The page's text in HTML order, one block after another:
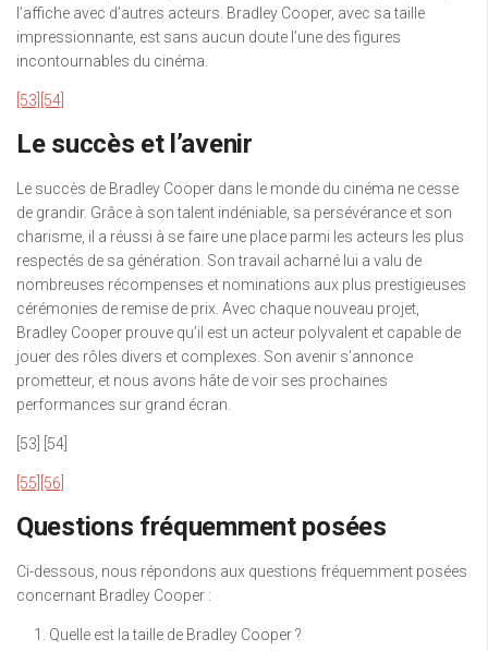
l’affiche avec d’autres acteurs. Bradley Cooper, avec sa taille
impressionnante, est sans aucun doute l’une des figures
incontournables du cinéma.
[53] [54]
Le succès et l’avenir
Le succès de Bradley Cooper dans le monde du cinéma ne cesse
de grandir. Grâce à son talent indéniable, sa persévérance et son
charisme, il a réussi à se faire une place parmi les acteurs les plus
respectés de sa génération. Son travail acharné lui a valu de
nombreuses récompenses et nominations aux plus prestigieuses
cérémonies de remise de prix. Avec chaque nouveau projet,
Bradley Cooper prouve qu’il est un acteur polyvalent et capable de
jouer des rôles divers et complexes. Son avenir s’annonce
prometteur, et nous avons hâte de voir ses prochaines
performances sur grand écran.
[53] [54]
[55] [56]
Questions fréquemment posées
Ci-dessous, nous répondons aux questions fréquemment posées
concernant Bradley Cooper :
Quelle est la taille de Bradley Cooper ?